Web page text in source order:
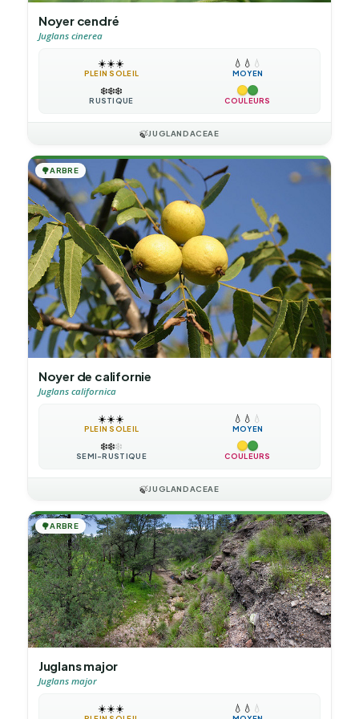
Noyer cendré
Juglans cinerea
☀️☀️☀️
PLEIN SOLEIL
💧 💧 💧
MOYEN
❄️❄️❄️
RUSTIQUE COULEURS
🍃JUGLANDACEAE
🌳ARBRE
Noyer de californie
Juglans californica
☀️☀️☀️
PLEIN SOLEIL
💧 💧 💧
MOYEN
❄️❄️❄️
SEMI-RUSTIQUE COULEURS
🍃JUGLANDACEAE
🌳ARBRE
Juglans major
Juglans major
☀️☀️☀️ 💧 💧 💧